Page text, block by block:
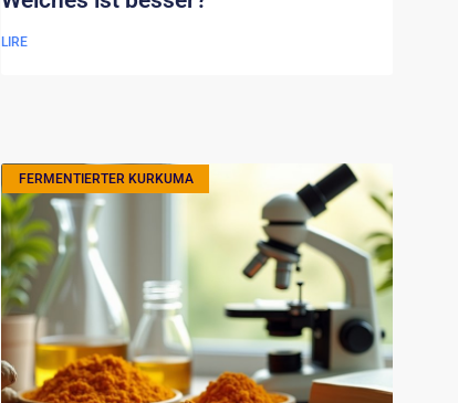
LIRE
FERMENTIERTER KURKUMA